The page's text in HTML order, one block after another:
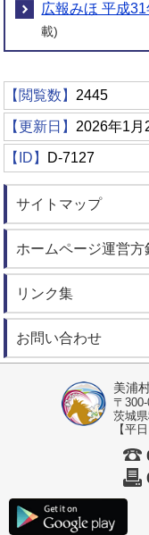
広報みほ 平成
載)
【閲覧数】 2445
【更新日】 2026年1月
【ID】 D-7127
サイトマップ
ホームページ運営方
リンク集
お問い合わせ
美浦
〒
茨城
【平